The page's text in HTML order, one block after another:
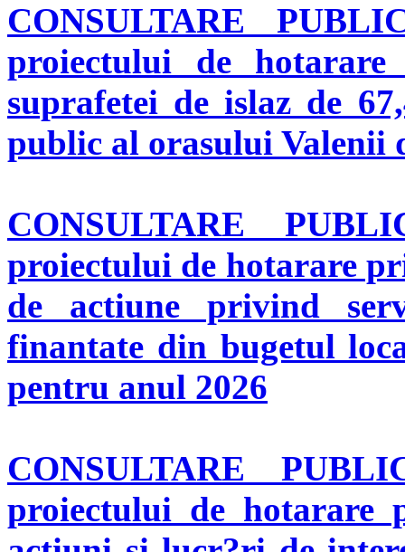
CONSULTARE
proiectului de
suprafetei de islaz de
public al orasului Valenii
CONSULTARE
proiectului de hotarare
de actiune privind
finantate din bugetul
pentru anul 2026
CONSULTARE
proiectului de hotarare